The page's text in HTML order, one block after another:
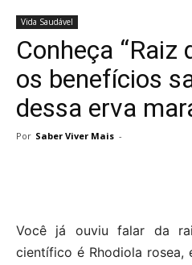
Vida Saudável
Conheça “Raiz
os benefícios
dessa erva
Por Saber Viver Mais -
Você já ouviu falar da
científico é Rhodiola rosea,